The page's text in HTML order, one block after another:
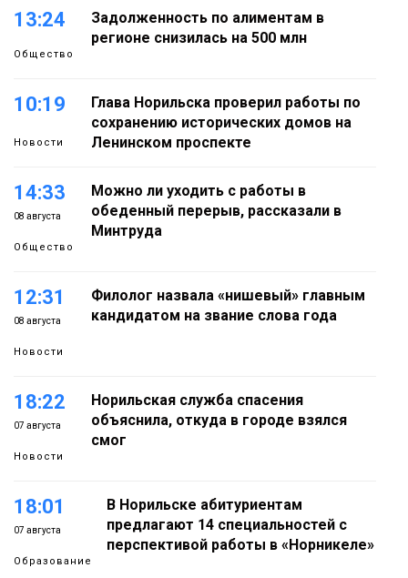
13:24
Общество
Задолженность по алиментам в
регионе снизилась на 500 млн
10:19
Новости
Глава Норильска проверил работы по
сохранению исторических домов на
Ленинском проспекте
14:33
08 августа
Общество
Можно ли уходить с работы в
обеденный перерыв, рассказали в
Минтруда
12:31
08 августа
Новости
Филолог назвала «нишевый» главным
кандидатом на звание слова года
18:22
07 августа
Новости
Норильская служба спасения
объяснила, откуда в городе взялся
смог
18:01
07 августа
Образование
В Норильске абитуриентам
предлагают 14 специальностей с
перспективой работы в «Норникеле»